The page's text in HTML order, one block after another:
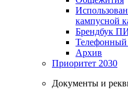
кампусной
Брендбук
Телефонный
Архив
Приоритет 2030
Документы и